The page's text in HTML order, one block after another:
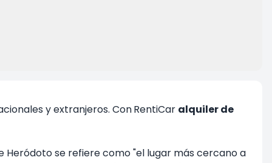
y extranjeros. ConRentiCar alquiler de
Heródoto se refiere como "el lugar más cercano a